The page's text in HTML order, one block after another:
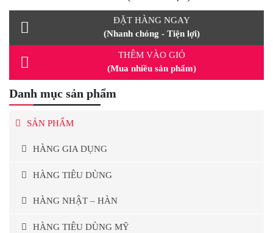
ĐẶT HÀNG NGAY
(Nhanh chóng - Tiện lợi)
THÊM VÀO GIỎ
(Mua nhiều sản phẩm)
Danh mục sản phẩm
SẢN PHẨM
HÀNG GIA DỤNG
HÀNG TIÊU DÙNG
HÀNG NHẬT – HÀN
HÀNG TIÊU DÙNG MỸ